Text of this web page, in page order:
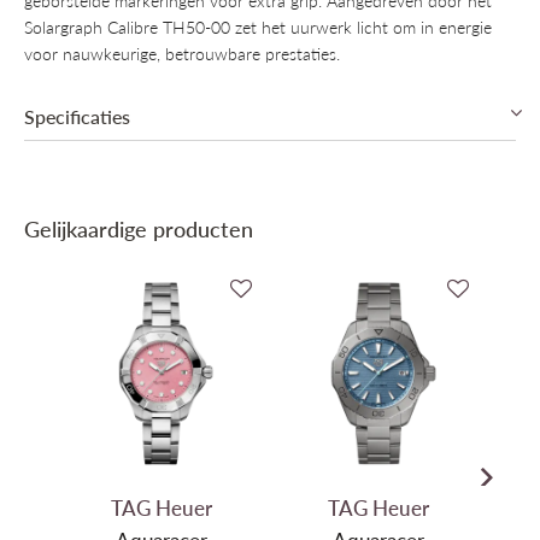
Solargraph Calibre TH50-00 zet het uurwerk licht om in energie
voor nauwkeurige, betrouwbare prestaties.
Specificaties
Mechanisme
Solar (Quartz)
Materiaal kast
Roestvrij staal
Materiaal bezel
Kleur wijzerplaat
Gelijkaardige producten
TAG Heuer
TAG Heuer